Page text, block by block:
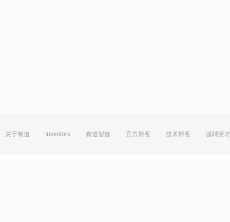
关于有道 Investors 有道智选 官方博客 技术博客 诚聘英才